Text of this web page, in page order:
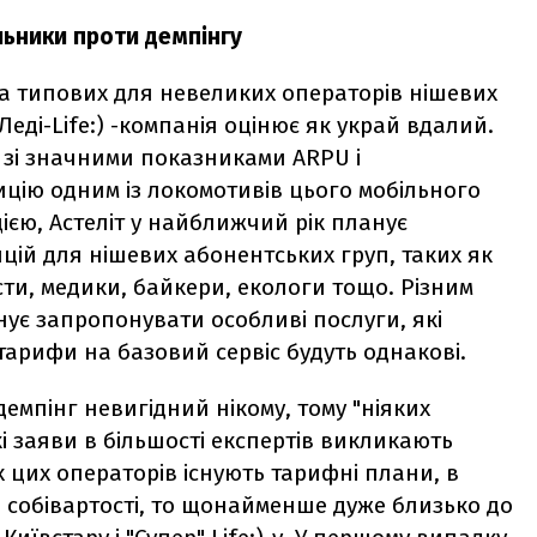
проти демпінгу
типових для невеликих операторів нішевих
Life:) -компанія оцінює як украй вдалий.
значними показниками ARPU і
одним із локомотивів цього мобільного
Астеліт у найближчий рік планує
для нішевих абонентських груп, таких як
медики, байкери, екологи тощо. Різним
запропонувати особливі послуги, які
на базовий сервіс будуть однакові.
невигідний нікому, тому "ніяких
в більшості експертів викликають
операторів існують тарифні плани, в
то щонайменше дуже близько до